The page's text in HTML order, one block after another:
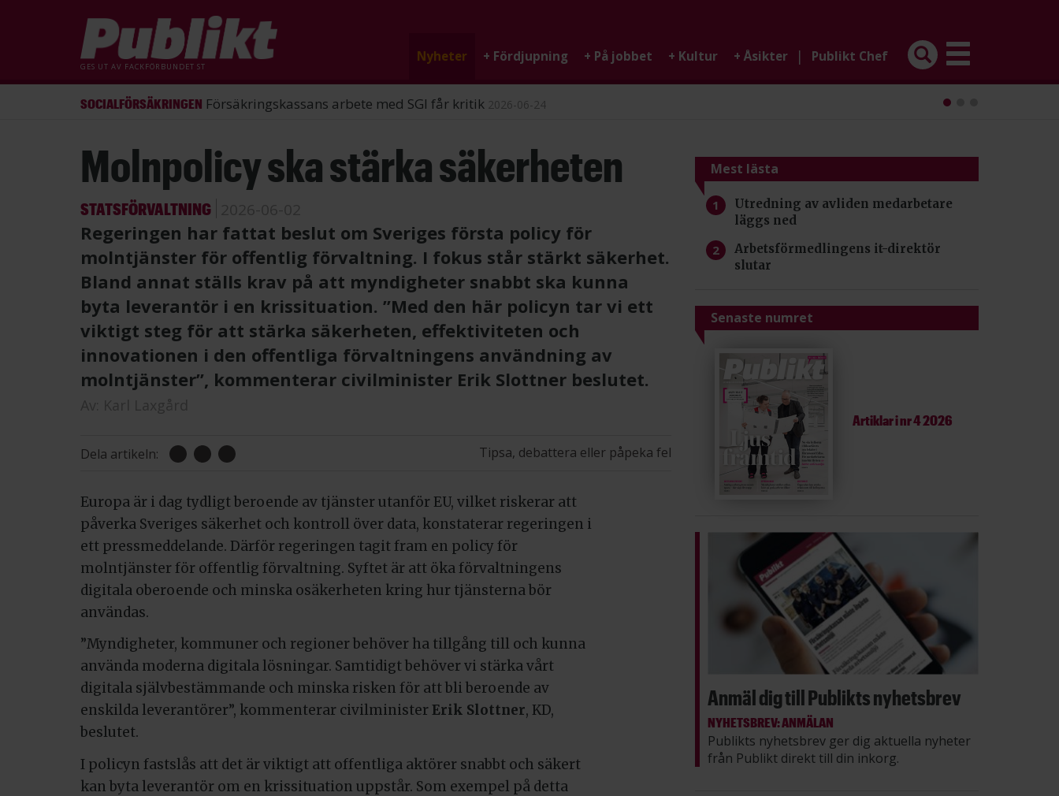
huvudinnehåll
GES UT AV FACKFÖRBUNDET ST
Nyheter + Fördjupning + På jobbet + Kultur + Åsikter | Publikt Chef
ARBETSRÄTT ST förlorade mål mot Energimyndigheten 2026-06-25
Molnpolicy ska stärka säkerheten
STATSFÖRVALTNING
Regeringen har fattat beslut om Sveriges första policy för
molntjänster för offentlig förvaltning. I fokus står stärkt säkerhet.
Bland annat ställs krav på att myndigheter snabbt ska kunna
byta leverantör i en krissituation. ”Med den här policyn tar vi ett
viktigt steg för att stärka säkerheten, effektiviteten och
innovationen i den offentliga förvaltningens användning av
molntjänster”, kommenterar civilminister Erik Slottner beslutet.
Dela artikeln: Tipsa, debattera eller påpeka fel
Europa är i dag tydligt beroende av tjänster utanför EU, vilket riskerar att
påverka Sveriges säkerhet och kontroll över data, konstaterar regeringen i
ett pressmeddelande. Därför regeringen tagit fram en policy för
molntjänster för offentlig förvaltning. Syftet är att öka förvaltningens
digitala oberoende och minska osäkerheten kring hur tjänsterna bör
användas.
”Myndigheter, kommuner och regioner behöver ha tillgång till och kunna
använda moderna digitala lösningar. Samtidigt behöver vi stärka vårt
digitala självbestämmande och minska risken för att bli beroende av
enskilda leverantörer”, kommenterar civilministerErik Slottner, KD,
beslutet.
I policyn fastslås att det är viktigt att offentliga aktörer snabbt och säkert
kan byta leverantör om en krissituation uppstår. Som exempel på detta
Mest lästa
Utredning av avliden medarbetare
läggs ned
Arbetsförmedlingens it-direktör
slutar
Senaste numret
Artiklar inr 4 2026
Anmäl dig till Publikts nyhetsbrev
NYHETSBREV: ANMÄLAN
Publikts nyhetsbrev ger dig aktuella nyheter
från Publikt direkt till din inkorg.